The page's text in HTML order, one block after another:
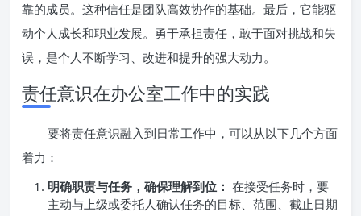
靠的成员。这种信任是团队高效协作的基础。最后，它能驱
动个人成长和职业发展。勇于承担责任，敢于面对挑战和失
误，是个人不断学习、改进和提升的强大动力。
责任意识在办公室工作中的实践
要将责任意识融入到日常工作中，可以从以下几个方面
着力：
明确职责与任务，确保理解到位： 在接受任务时，要
主动与上级或委托人确认任务的目标、范围、截止日期